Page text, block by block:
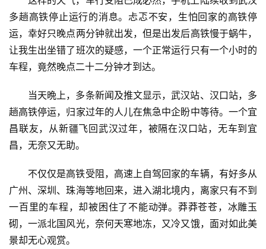
多趟高铁停止运行的消息。忐忑不安，生怕回家的高铁停
运，幸好只晚点两分钟就出发，但是出发后高铁慢于蜗牛，
让我生出坐错了班次的疑感，一个正常运行只有一个小时的
车程，竟然晚点二十二分钟才到达。
当天晩上，多条新闻及推文显示，武汉站、汉口站，多
趟高铁停运，归家过年的人儿在焦急中企盼中等待。一个宜
昌联友，从新疆飞回武汉过年，被隔在汉口站，无车到宜
昌，无奈又无助。
不仅仅是高铁受阻，高速上自驾回家的车辆，有好多从
广州、深圳、珠海等地回来，进入湖北境内，离家只有不到
一百里的车程，却被困住了不能动弹。莽莽苍苍，冰雕玉
砌，一派北国风光，奈何天寒地冻，又冷又饿，面对如此美
景却无心观赏。